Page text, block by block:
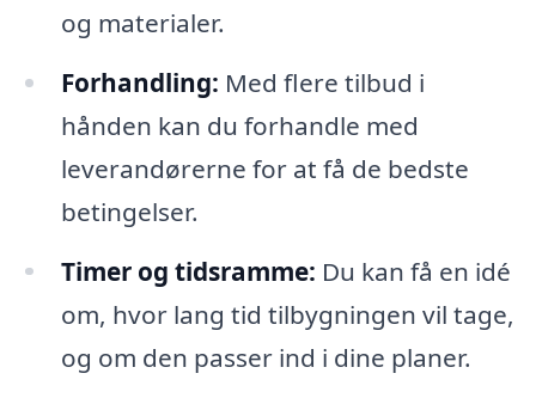
og materialer.
Forhandling: Med flere tilbud i
hånden kan du forhandle med
leverandørerne for at få de bedste
betingelser.
Timer og tidsramme: Du kan få en idé
om, hvor lang tid tilbygningen vil tage,
og om den passer ind i dine planer.